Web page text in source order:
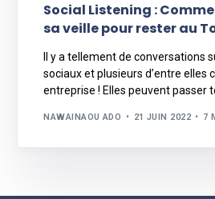
Social Listening :
sa veille pour rester au
Il y a tellement de conversations
sociaux et plusieurs d’entre elles
entreprise ! Elles peuvent passer
NAWAINAOU ADO 21 JUIN 2022 7